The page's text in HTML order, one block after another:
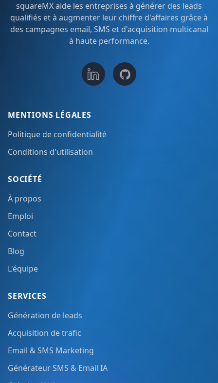
squareMX aide les entreprises à générer des leads
qualifiés et à augmenter leur chiffre d'affaires grâce à
des campagnes email, SMS et d'acquisition multicanal
à haute performance.
MENTIONS LÉGALES
Politique de confidentialité
Conditions d'utilisation
SOCIÉTÉ
À propos
Emploi
Contact
Blog
L'équipe
SERVICES
Génération de leads
Acquisition de trafic
Email & SMS Marketing
Générateur SMS & Email IA